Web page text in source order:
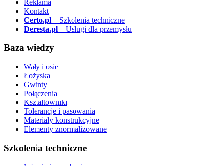
Reklama
Kontakt
Certo.pl – Szkolenia techniczne
Deresta.pl – Usługi dla przemysłu
Baza wiedzy
Wały i osie
Łożyska
Gwinty
Połączenia
Kształtowniki
Tolerancje i pasowania
Materiały konstrukcyjne
Elementy znormalizowane
Szkolenia techniczne